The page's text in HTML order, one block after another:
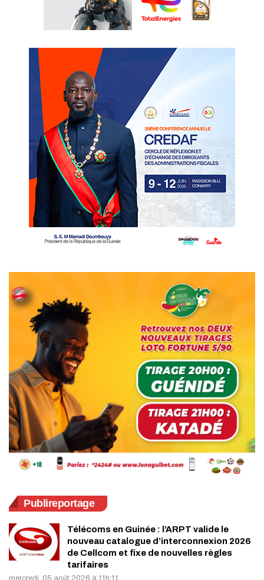
Publireportage
Télécoms en Guinée : l’ARPT valide le
nouveau catalogue d’interconnexion 2026
de Cellcom et fixe de nouvelles règles
tarifaires
mercredi, 05 août 2026 à 11h:11